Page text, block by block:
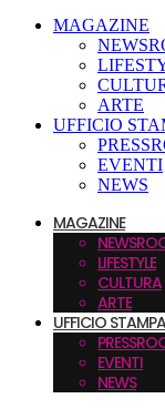
MAGAZINE
ARTE
UFFICIO
EVENTI
NEWS
MAGAZINE
LIFESTYLE
CULTURA
ARTE
UFFICIO STAMPA
EVENTI
NEWS